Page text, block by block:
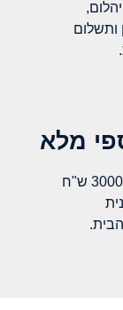
ותשלום
מלא​